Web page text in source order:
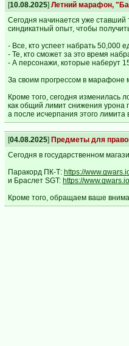
[10.08.2025] Летний марафон,
Сегодня начинается уже ставший
синдикатный опыт, чтобы
- Все, кто успеет набрать 50,000
- Те, кто сможет за это время
- А персонажи, которые наберут
За своим прогрессом в марафоне
Кроме того, сегодня изменилась
как общий лимит снижения урона
а после исчерпания этого
[04.08.2025] Предметы для
Сегодня в государственном
Паракорд ПК-Т: https://
и Браслет SGT: https://
Кроме того, обращаем ваше